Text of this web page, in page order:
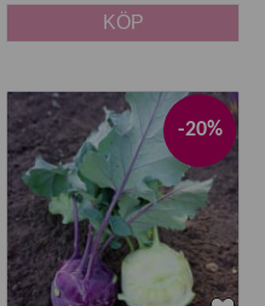
KÖP
-20%